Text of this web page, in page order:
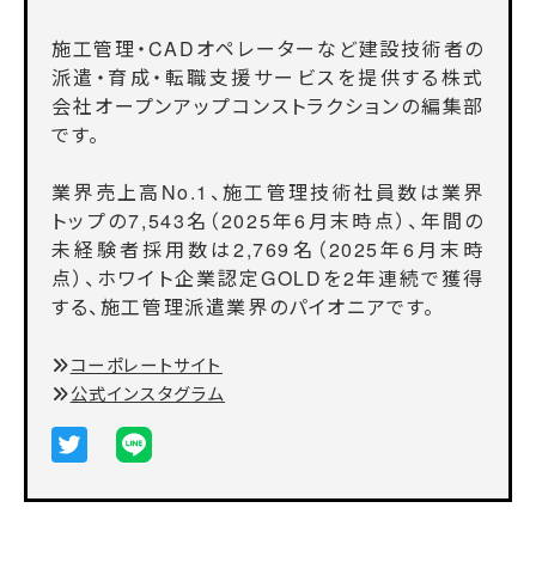
施工管理・CADオペレーターなど建設技術者の
派遣・育成・転職支援サービスを提供する株式
会社オープンアップコンストラクションの編集部
です。
業界売上高No.1、施工管理技術社員数は業界
トップの7,543名（2025年6月末時点）、年間の
未経験者採用数は2,769名（2025年6月末時
点）、ホワイト企業認定GOLDを2年連続で獲得
する、施工管理派遣業界のパイオニアです。
コーポレートサイト
公式インスタグラム